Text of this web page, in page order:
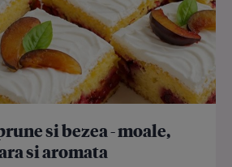
si bezea - moale,
si aromata